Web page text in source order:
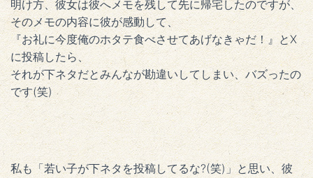
明け方、彼女は彼へメモを残して先に帰宅したのですが、
そのメモの内容に彼が感動して、
『お礼に今度俺のホタテ食べさせてあげなきゃだ！』とX
に投稿したら、
それが下ネタだとみんなが勘違いしてしまい、バズったの
です(笑)
私も「若い子が下ネタを投稿してるな?(笑)」と思い、彼